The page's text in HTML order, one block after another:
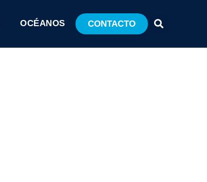
OCÉANOS CONTACTO